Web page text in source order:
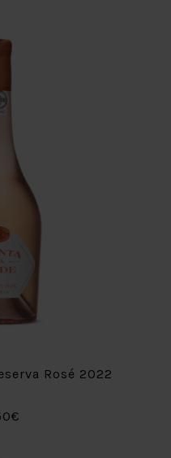
Rosé 2022